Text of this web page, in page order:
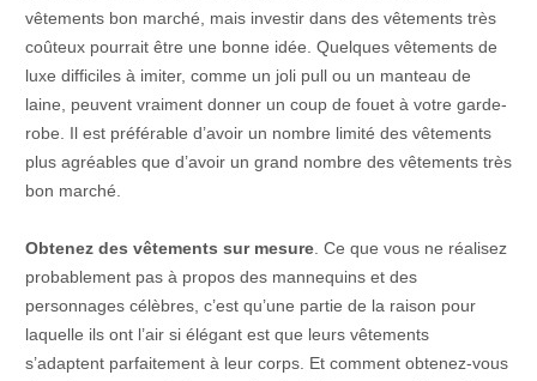
vêtements bon marché, mais investir dans des vêtements très
coûteux pourrait être une bonne idée. Quelques vêtements de
luxe difficiles à imiter, comme un joli pull ou un manteau de
laine, peuvent vraiment donner un coup de fouet à votre garde-
robe. Il est préférable d’avoir un nombre limité des vêtements
plus agréables que d’avoir un grand nombre des vêtements très
bon marché.
Obtenez des vêtements sur mesure. Ce que vous ne réalisez
probablement pas à propos des mannequins et des
personnages célèbres, c’est qu’une partie de la raison pour
laquelle ils ont l’air si élégant est que leurs vêtements
s’adaptent parfaitement à leur corps. Et comment obtenez-vous